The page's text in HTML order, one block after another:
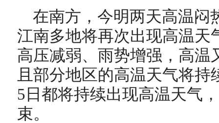
在南方，今明两天高温闷
江南多地将再次出现高温天
高压减弱、雨势增强，高温
且部分地区的高温天气将
5日都将持续出现高温天气
束。